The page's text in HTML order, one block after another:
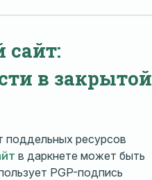
в закрытой
поддельных ресурсов
в даркнете может быть
PGP-подпись